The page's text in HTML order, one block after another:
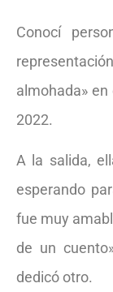
Conocí
almohada»
2022.
A la salida,
esperando
fue muy
de un
dedicó otro.